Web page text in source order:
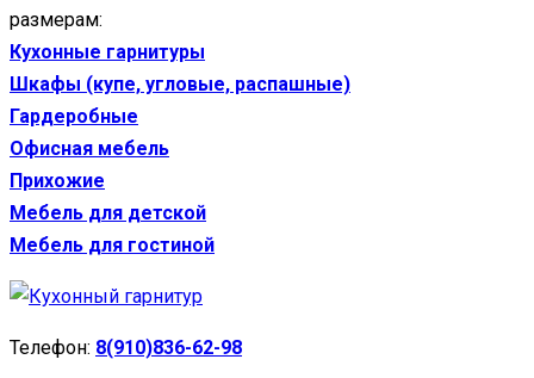
размерам:
Кухонные гарнитуры
Шкафы (купе, угловые, распашные)
Гардеробные
Офисная мебель
Прихожие
Мебель для детской
Мебель для гостиной
Телефон: 8(910)836-62-98